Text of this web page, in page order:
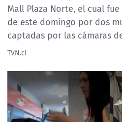
TVN PLAY
PROGRAMAS
NTV
ACTUALIDAD Y TENDENCIAS
Mall Plaza Norte, el cual
de este domingo por dos
captadas por las cámaras
TVN.cl